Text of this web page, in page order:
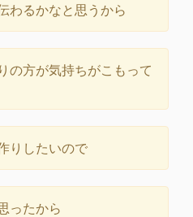
わるかなと思うから
の方が気持ちがこもって
りしたいので
ったから